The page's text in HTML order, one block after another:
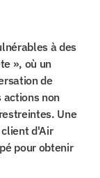
à des
», où un
de
actions non
Une
d'Air
pour obtenir